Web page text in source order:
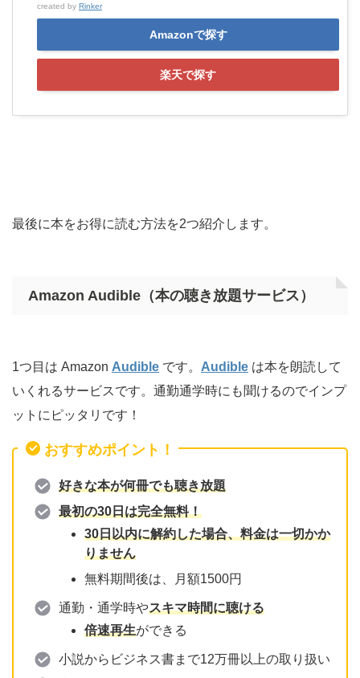
created by Rinker
Amazonで探す
楽天で探す
最後に本をお得に読む方法を2つ紹介します。
Amazon Audible（本の聴き放題サービス）
1つ目は Amazon Audible です。 Audible は本を朗読して
いくれるサービスです。通勤通学時にも聞けるのでインプ
ットにピッタリです！
おすすめポイント！
好きな本が何冊でも聴き放題
最初の30日は完全無料！
30日以内に解約した場合、料金は一切かか
りません
無料期間後は、月額1500円
通勤・通学時やスキマ時間に聴ける
倍速再生ができる
小説からビジネス書まで12万冊以上の取り扱い